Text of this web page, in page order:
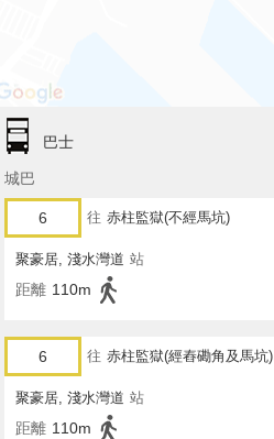
巴士
城巴
6 往 赤柱監獄(不經馬坑)
聚豪居, 淺水灣道 站
距離 110m
6 往 赤柱監獄(經舂磡角及馬坑)
聚豪居, 淺水灣道 站
距離 110m